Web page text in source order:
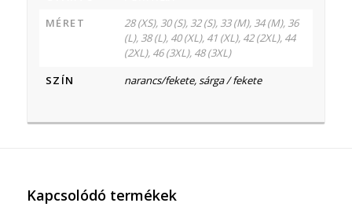
MÉRET
28 (XS), 30 (S), 32 (S), 33 (M), 34 (M), 36
(L), 38 (L), 40 (XL), 41 (XL), 42 (2XL), 44
(2XL), 46 (3XL), 48 (3XL)
SZÍN
narancs/fekete, sárga / fekete
Kapcsolódó termékek